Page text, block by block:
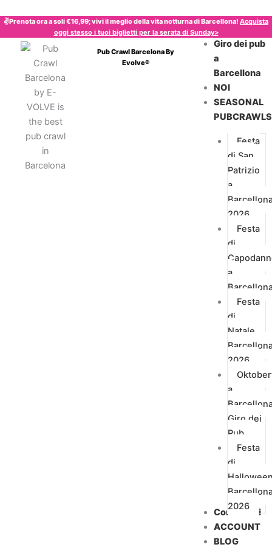
al
contenuto
✌️Prenota ora a soli €16,99; vivi il meglio della vita notturna di Barcellona! Acquista
oggi stesso i tuoi biglietti per la serata di Sunday>
Pub Crawl Barcelona By
Evolve®
Giro dei pub
a
Barcellona
NOI
SEASONAL
PUBCRAWLS
Festa
di San
Patrizio
a
2026
Festa
di
a
Festa
di
Natale
2026
a
Giro dei
Pub
Festa
di
2026
Contattaci
ACCOUNT
BLOG